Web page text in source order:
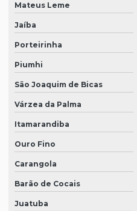
Mateus Leme
Jaíba
Porteirinha
Piumhi
São Joaquim de Bicas
Várzea da Palma
Itamarandiba
Ouro Fino
Carangola
Barão de Cocais
Juatuba